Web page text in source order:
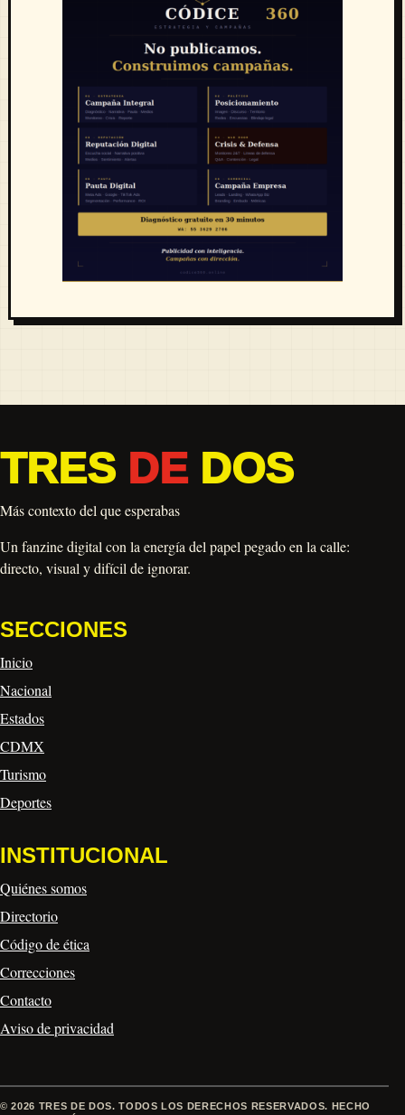
TRES DEDOS
Más contexto del que esperabas
Un fanzine digital con la energía del papel pegado en la calle:
directo, visual y difícil de ignorar.
SECCIONES
Inicio
Nacional
Estados
CDMX
Turismo
Deportes
INSTITUCIONAL
Quiénes somos
Directorio
Código de ética
Correcciones
Contacto
Aviso de privacidad
© 2026 TRES DE DOS. TODOS LOS DERECHOS RESERVADOS. HECHO